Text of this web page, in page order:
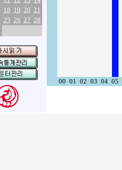
18 19 20 21
25 26 27 28
00 01 02 03 04 05